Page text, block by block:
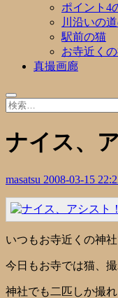
ポイント4
川沿いの
駅前の猫
お寺近く
真撮画廊
ナイス、
masatsu 2008-03-15
いつもお寺近くの神
今日もお寺では猫、撮
神社でも二匹しか撮